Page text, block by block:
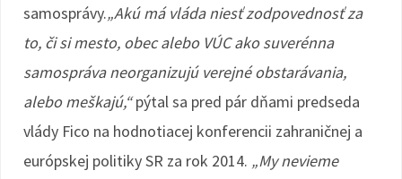
samosprávy.„Akú má vláda niesť zodpovednosť za
to, či si mesto, obec alebo VÚC ako suverénna
samospráva neorganizujú verejné obstarávania,
alebo meškajú,“pýtal sa pred pár dňami predseda
vlády Fico na hodnotiacej konferencii zahraničnej a
európskej politiky SR za rok 2014. „My nevieme